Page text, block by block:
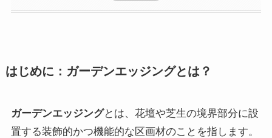
はじめに：ガーデンエッジングとは？
ガーデンエッジングとは、花壇や芝生の境界部分に設
置する装飾的かつ機能的な区画材のことを指します。